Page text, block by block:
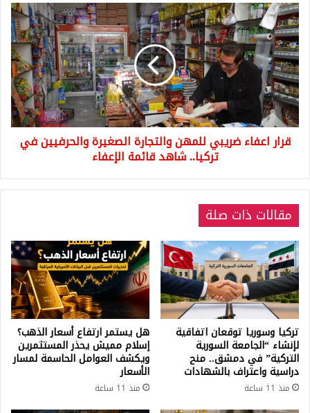
قرار
اعفاء
ضريبي
للمهن
والتجارة
الصغيرة
والحرفيين
في
تركيا..
شاهد
قرار اعفاء ضريبي للمهن والتجارة الصغيرة والحرفيين في
تركيا.. شاهد قائمة الإعفاء
مقالات ذات صلة
تركيا وسوريا توقعان اتفاقية
لإنشاء “الجامعة السورية
التركية” في دمشق.. منح
دراسية واعتراف بالشهادات
منذ 11 ساعة
هل يستمر ارتفاع أسعار الذهب؟
إسلام مميش يحذر المستثمرين
ويكشف العوامل الحاسمة لمسار
الأسعار
منذ 11 ساعة